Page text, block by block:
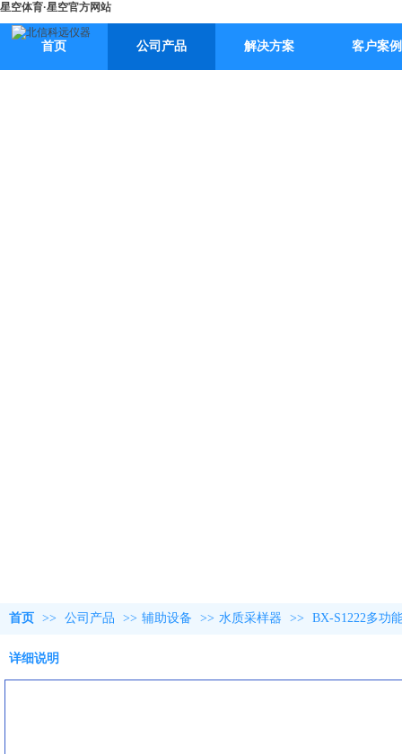
星空体育·星空官方网站
首页 公司产品 解决方案 客户案例
首页 >> 公司产品 >> 辅助设备 >> 水质采样器 >> BX-S1222多功
详细说明